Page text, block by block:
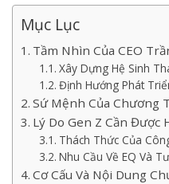
Mục Lục
Tầm Nhìn Của CEO
Xây Dựng Hệ Sinh
Định Hướng Phát
Sứ Mệnh Của Chương
Lý Do Gen Z Cần Được
Thách Thức Của
Nhu Cầu Về EQ Và
Cơ Cấu Và Nội Dung